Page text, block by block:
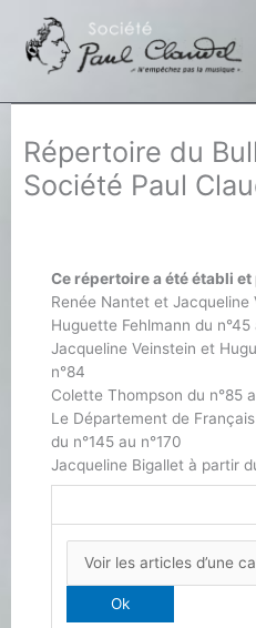
contenu
Répertoire du
Société Paul
Ce répertoire a été établi
Renée Nantet et Jacqueline
Huguette Fehlmann du n°45
Jacqueline Veinstein et
n°84
Colette Thompson du n°85
Le Département de
du n°145 au n°170
Jacqueline Bigallet à partir